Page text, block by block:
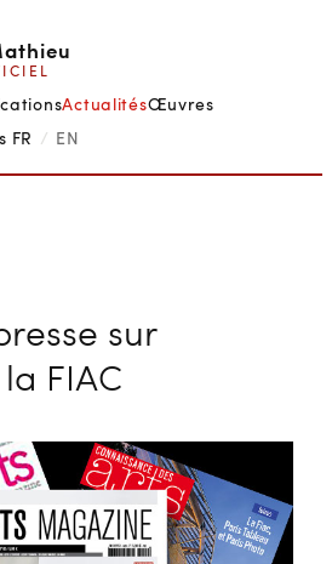
ActualitésŒuvres
FR / EN
sur
FIAC